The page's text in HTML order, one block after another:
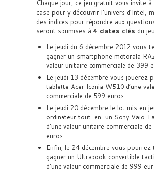
Chaque jour, ce jeu gratuit vous invite à
case pour y découvrir l’univers d’Intel,
des indices pour répondre aux
seront soumises à 4 dates clés du
Le jeudi du 6 décembre 2012 vous
gagner un smartphone motorala
valeur unitaire commerciale de 399
Le jeudi 13 décembre vous jouerez
tablette Acer Iconia W510 d’une
commerciale de 599 euros.
Le jeudi 20 décembre le lot mis en
ordinateur tout-en-un Sony Vaio
d’une valeur unitaire commerciale
euros.
Enfin, le 24 décembre vous pourrez
gagner un Ultrabook convertible
d’une valeur commerciale de 999